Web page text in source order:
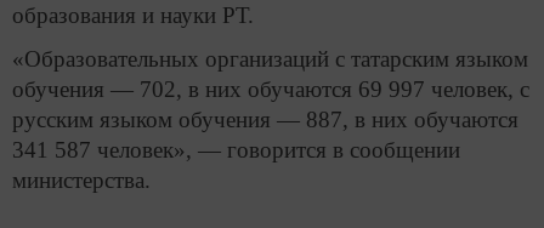
образования и науки РТ.
«Образовательных организаций с татарским языком
обучения — 702, в них обучаются 69 997 человек, с
русским языком обучения — 887, в них обучаются
341 587 человек», — говорится в сообщении
министерства.